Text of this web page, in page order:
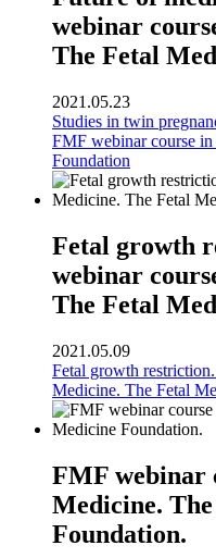
webinar
The Fetal
2021.05.23
Studies in twin
FMF webinar course
Foundation
Fetal growth
webinar
The Fetal
2021.05.09
Fetal growth
Medicine. The Fetal
FMF webinar
Medicine.
Foundation.